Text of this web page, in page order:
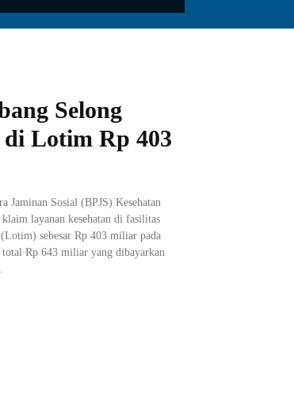
Selong
Lotim Rp 403
Jaminan Sosial (BPJS) Kesehatan
layanan kesehatan di fasilitas
sebesar Rp 403 miliar pada
Rp 643 miliar yang dibayarkan